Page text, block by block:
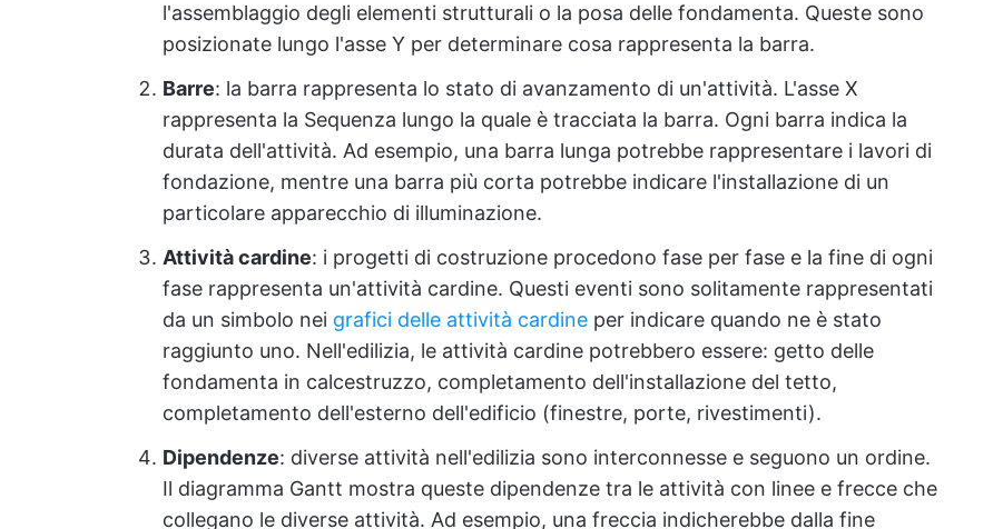
l'assemblaggio degli elementi strutturali o la posa delle fondamenta. Queste sono
posizionate lungo l'asse Y per determinare cosa rappresenta la barra.
Barre: la barra rappresenta lo stato di avanzamento di un'attività. L'asse X
rappresenta la Sequenza lungo la quale è tracciata la barra. Ogni barra indica la
durata dell'attività. Ad esempio, una barra lunga potrebbe rappresentare i lavori di
fondazione, mentre una barra più corta potrebbe indicare l'installazione di un
particolare apparecchio di illuminazione.
Attività cardine: i progetti di costruzione procedono fase per fase e la fine di ogni
fase rappresenta un'attività cardine. Questi eventi sono solitamente rappresentati
da un simbolo nei grafici delle attività cardine per indicare quando ne è stato
raggiunto uno. Nell'edilizia, le attività cardine potrebbero essere: getto delle
fondamenta in calcestruzzo, completamento dell'installazione del tetto,
completamento dell'esterno dell'edificio (finestre, porte, rivestimenti).
Dipendenze: diverse attività nell'edilizia sono interconnesse e seguono un ordine.
Il diagramma Gantt mostra queste dipendenze tra le attività con linee e frecce che
collegano le diverse attività. Ad esempio, una freccia indicherebbe dalla fine